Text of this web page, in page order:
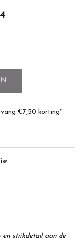
€7,50 korting*
en strikdetail aan de